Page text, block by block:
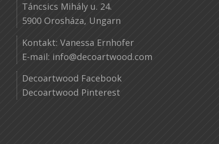
Táncsics Mihály u. 24.
5900 Orosháza, Ungarn
Kontakt: Vanessa Ernhofer
E-mail: info@decoartwood.com
Decoartwood Facebook
Decoartwood Pinterest